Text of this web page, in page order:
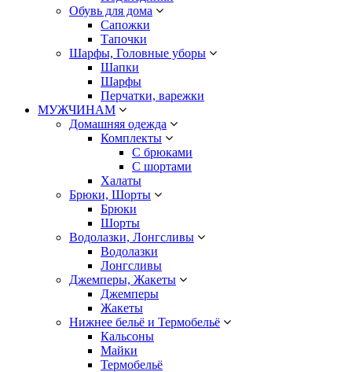
Обувь для дома
Сапожки
Тапочки
Шарфы, Головные уборы
Шапки
Шарфы
Перчатки, варежки
МУЖЧИНАМ
Домашняя одежда
Комплекты
С брюками
С шортами
Халаты
Брюки, Шорты
Брюки
Шорты
Водолазки, Лонгсливы
Водолазки
Лонгсливы
Джемперы, Жакеты
Джемперы
Жакеты
Нижнее бельё и Термобельё
Кальсоны
Майки
Термобельё